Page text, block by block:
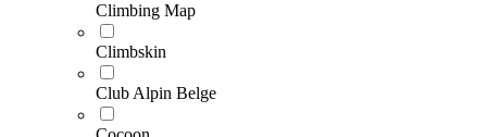
Climbing Map
Climbskin
Club Alpin Belge